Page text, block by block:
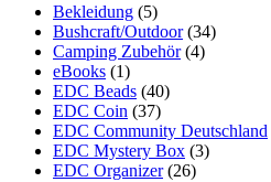
auf.
Die
der
Produktseite
gewählt
Bekleidung (5)
Bushcraft/Outdoor (34)
Camping Zubehör (4)
eBooks (1)
EDC Beads (40)
EDC Coin (37)
EDC Community Deutschland
EDC Mystery Box (3)
EDC Organizer (26)